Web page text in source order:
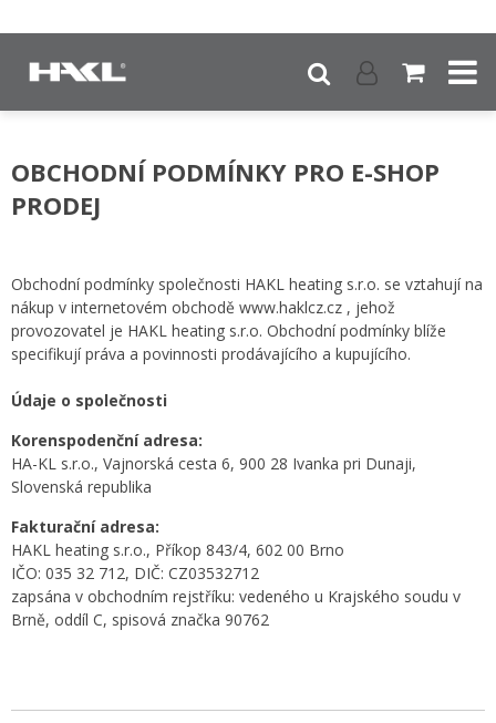
OBCHODNÍ PODMÍNKY PRO E-SHOP
PRODEJ
Obchodní podmínky společnosti HAKL heating s.r.o. se vztahují na
nákup v internetovém obchodě www.haklcz.cz , jehož
provozovatel je HAKL heating s.r.o. Obchodní podmínky blíže
specifikují práva a povinnosti prodávajícího a kupujícího.
Údaje o společnosti
Korenspodenční adresa:
HA-KL s.r.o., Vajnorská cesta 6, 900 28 Ivanka pri Dunaji,
Slovenská republika
Fakturační adresa:
HAKL heating s.r.o., Příkop 843/4, 602 00 Brno
IČO: 035 32 712, DIČ: CZ03532712
zapsána v obchodním rejstříku: vedeného u Krajského soudu v
Brně, oddíl C, spisová značka 90762